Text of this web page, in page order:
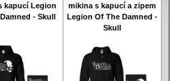
kapucí Legion
- Skull
mikina s kapucí a zipem
Legion Of The Damned -
Skull